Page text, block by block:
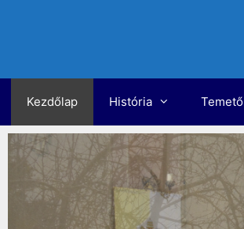
Kezdőlap História Temető